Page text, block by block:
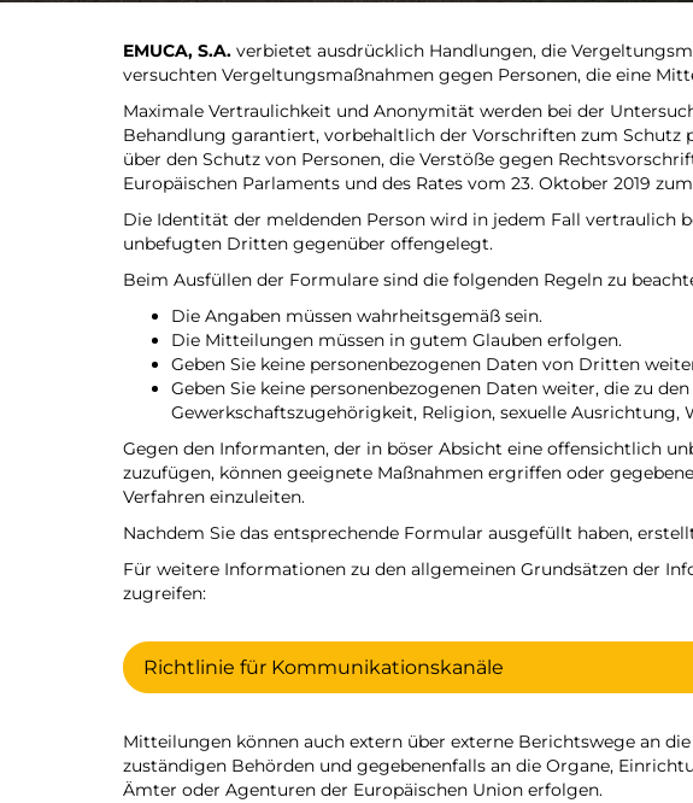
EMUCA, S.A. verbietet ausdrücklich Handlungen, die
versuchten Vergeltungsmaßnahmen gegen Personen, die eine
Maximale Vertraulichkeit und Anonymität werden bei der
Behandlung garantiert, vorbehaltlich der Vorschriften zum
über den Schutz von Personen, die Verstöße gegen
Europäischen Parlaments und des Rates vom 23. Oktober 2019
Die Identität der meldenden Person wird in jedem Fall vertraulich
unbefugten Dritten gegenüber offengelegt.
Beim Ausfüllen der Formulare sind die folgenden Regeln zu
Die Angaben müssen wahrheitsgemäß sein.
Die Mitteilungen müssen in gutem Glauben erfolgen.
Geben Sie keine personenbezogenen Daten von Dritten
Geben Sie keine personenbezogenen Daten weiter, die zu
Gewerkschaftszugehörigkeit, Religion, sexuelle Ausrichtung,
Gegen den Informanten, der in böser Absicht eine offensichtlich
zuzufügen, können geeignete Maßnahmen ergriffen oder
Verfahren einzuleiten.
Nachdem Sie das entsprechende Formular ausgefüllt haben,
Für weitere Informationen zu den allgemeinen Grundsätzen der
zugreifen:
Richtlinie für Kommunikationskanäle
Mitteilungen können auch extern über externe Berichtswege an die
zuständigen Behörden und gegebenenfalls an die Organe,
Ämter oder Agenturen der Europäischen Union erfolgen.